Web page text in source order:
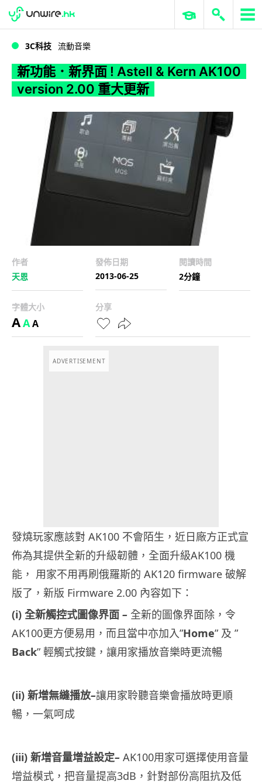
WWDC 2026 ERP 與商業 AI
3C科技 流動音樂
新功能．新界面 ! Astell & Kern AK100
version 2.00 重大更新
作者
天恩
發佈日期
2013-06-25
閱讀時間
2分鐘
字體大小
AAA
分享
ADVERTISEMENT
發燒玩家應該對 AK100 不會陌生，近日廠方正式宣
佈為其提供全新的升級韌體， 全面升級AK100 機
能， 用家不用再刷俄羅斯的 AK120 firmware 破解
版了，新版 Firmware 2.00 內容如下：
(i) 全新觸控式圖像界面 – 全新的圖像界面除，令
AK100更方便易用，而且當中亦加入”Home” 及 ”
Back” 輕觸式按鍵，讓用家播放音樂時更流暢
(ii) 新增無縫播放–讓用家聆聽音樂會播放時更順
暢，一氣呵成
(iii) 新增音量增益設定– AK100用家可選擇使用音量
增益模式，把音量提高3dB， 針對部份高阻抗及低